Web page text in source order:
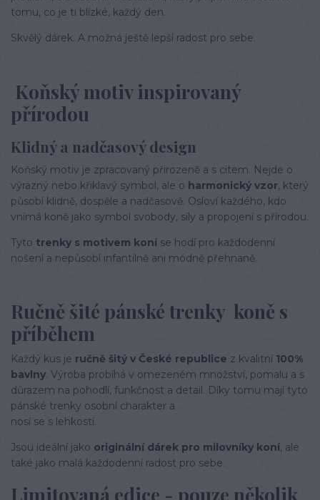
tomu, co je ti blízké, každý den.
Skvělý dárek. A možná ještě lepší radost pro sebe.
Koňský motiv inspirovaný
přírodou
Klidný a nadčasový design
Koňský motiv je zpracovaný přirozeně a s citem. Nejde o
výrazný nebo křiklavý symbol, ale o harmonický vzor, který
působí klidně, dospěle a nadčasově. Osloví každého, kdo
vnímá koně jako symbol svobody, síly a propojení s přírodou.
Tyto trenky s motivem koní se hodí pro každodenní
nošení a nepůsobí infantilně ani módně přehnaně.
Ručně šité pánské trenky koně s
příběhem
Každý kus je ručně šitý v České republice z kvalitní 100%
bavlny. Výroba probíhá v omezeném množství, pomalu a s
důrazem na pohodlí, funkčnost a detail. Díky tomu mají tyto
pánské trenky osobní charakter a
nosí se s lehkostí.
Jsou ideální jako originální dárek pro milovníky koní, ale
také jako malá každodenní radost pro sebe.
Limitovaná edice - pouze několik